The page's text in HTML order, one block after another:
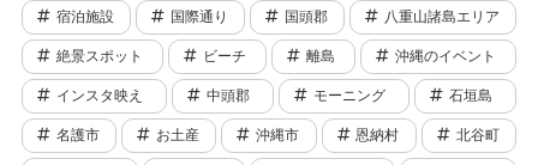
宿泊施設 国際通り 国頭郡 八重山諸島エリア
絶景スポット ビーチ 離島 沖縄のイベント
インスタ映え 中頭郡 モーニング 石垣島
名護市 お土産 沖縄市 恩納村 北谷町